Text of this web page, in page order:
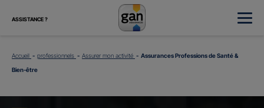
ASSISTANCE ?
Accueil professionnels Assurer mon activité
Assurances Professions de Santé &
Bien-être